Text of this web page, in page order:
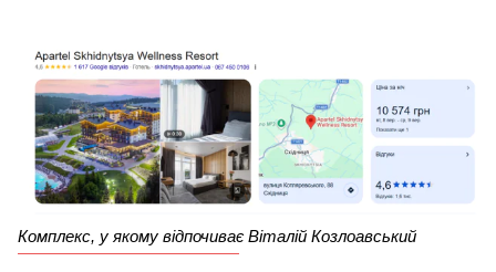
Комплекс, у якому відпочиває Віталій Козлоавський